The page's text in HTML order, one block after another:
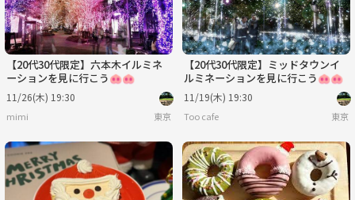
【20代30代限定】六本木イルミネ
ーションを見に行こう🐽🐽
11/26(木) 19:30
mimi 東京
【20代30代限定】ミッドタウンイ
ルミネーションを見に行こう🐽🐽
11/19(木) 19:30
Too cafe 東京